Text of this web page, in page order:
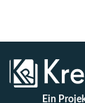
Ein